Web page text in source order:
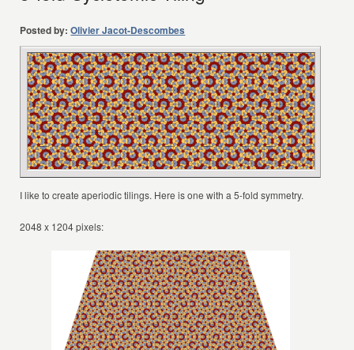
Posted by: Olivier Jacot-Descombes
I like to create aperiodic tilings. Here is one with a 5-fold symmetry.
2048 x 1204 pixels: